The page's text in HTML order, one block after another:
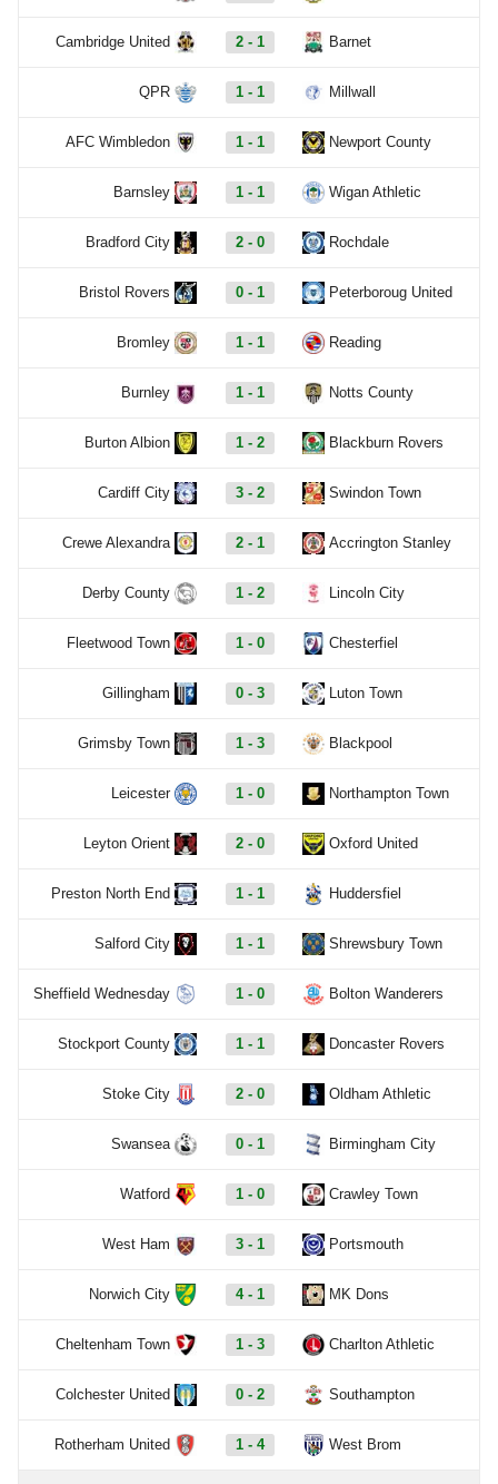
Cambridge United 2 - 1 Barnet
QPR 1 - 1 Millwall
AFC Wimbledon 1 - 1 Newport County
Barnsley 1 - 1 Wigan Athletic
Bradford City 2 - 0 Rochdale
Bristol Rovers 0 - 1 Peterboroug United
Bromley 1 - 1 Reading
Burnley 1 - 1 Notts County
Burton Albion 1 - 2 Blackburn Rovers
Cardiff City 3 - 2 Swindon Town
Crewe Alexandra 2 - 1 Accrington Stanley
Derby County 1 - 2 Lincoln City
Fleetwood Town 1 - 0 Chesterfiel
Gillingham 0 - 3 Luton Town
Grimsby Town 1 - 3 Blackpool
Leicester 1 - 0 Northampton Town
Leyton Orient 2 - 0 Oxford United
Preston North End 1 - 1 Huddersfiel
Salford City 1 - 1 Shrewsbury Town
Sheffield Wednesday 1 - 0 Bolton Wanderers
Stockport County 1 - 1 Doncaster Rovers
Stoke City 2 - 0 Oldham Athletic
Swansea 0 - 1 Birmingham City
Watford 1 - 0 Crawley Town
West Ham 3 - 1 Portsmouth
Norwich City 4 - 1 MK Dons
Cheltenham Town 1 - 3 Charlton Athletic
Colchester United 0 - 2 Southampton
Rotherham United 1 - 4 West Brom